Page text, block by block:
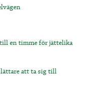
till en timme för jättelika
lättare att ta sig till